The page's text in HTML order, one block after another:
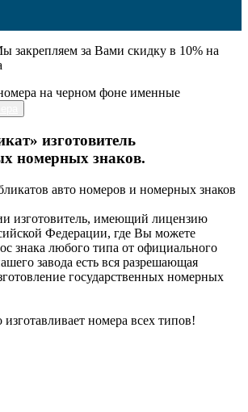
закрепляем за Вами скидку в 10% на
изготовитель
номерных знаков.
авто номеров и номерных знаков
изготовитель, имеющий лицензию
Федерации, где Вы можете
знака любого типа от официального
завода есть вся разрешающая
государственных номерных
номера всех типов!